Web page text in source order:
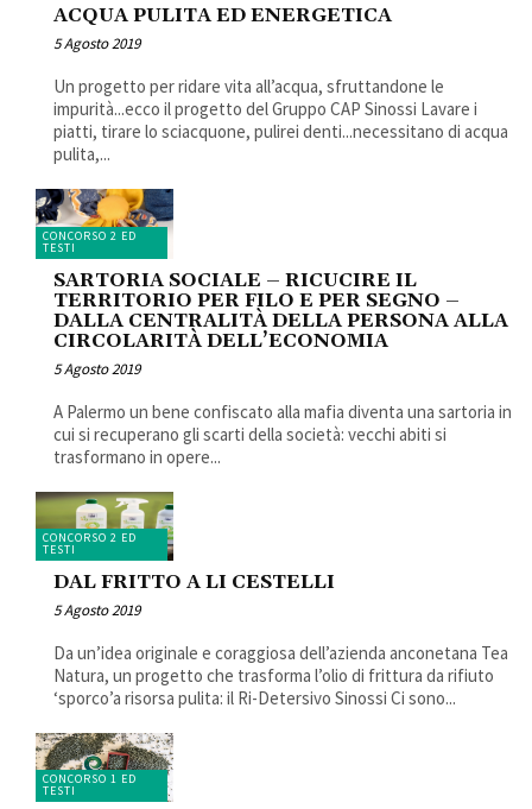
ACQUA PULITA ED ENERGETICA
5 Agosto 2019
Un progetto per ridare vita all’acqua, sfruttandone le
impurità...ecco il progetto del Gruppo CAP Sinossi Lavare i
piatti, tirare lo sciacquone, pulirei denti...necessitano di acqua
pulita,...
CONCORSO 2 ED
TESTI
SARTORIA SOCIALE – RICUCIRE IL
TERRITORIO PER FILO E PER SEGNO –
DALLA CENTRALITÀ DELLA PERSONA ALLA
CIRCOLARITÀ DELL’ECONOMIA
5 Agosto 2019
A Palermo un bene confiscato alla mafia diventa una sartoria in
cui si recuperano gli scarti della società: vecchi abiti si
trasformano in opere...
CONCORSO 2 ED
TESTI
DAL FRITTO A LI CESTELLI
5 Agosto 2019
Da un’idea originale e coraggiosa dell’azienda anconetana Tea
Natura, un progetto che trasforma l’olio di frittura da rifiuto
‘sporco’a risorsa pulita: il Ri-Detersivo Sinossi Ci sono...
CONCORSO 1 ED
TESTI